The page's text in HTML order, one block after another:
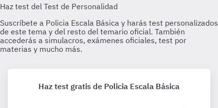
Haz test gratis de Policia Escala Básica